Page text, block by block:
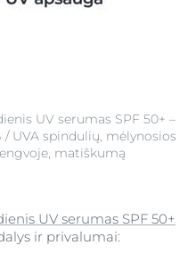
UV serumas SPF 50+ –
UVA spindulių, mėlynosios
matiškumą
UV serumas SPF 50+
ir privalumai: